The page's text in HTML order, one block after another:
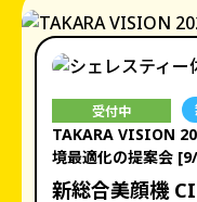
受付中
TAKARA VISION
境最適化の提案会
新総合美顔機